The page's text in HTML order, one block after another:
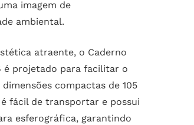
imagem de
ambiental.
atraente, o Caderno
é projetado para facilitar o
dimensões compactas de 105
fácil de transportar e possui
esferográfica, garantindo